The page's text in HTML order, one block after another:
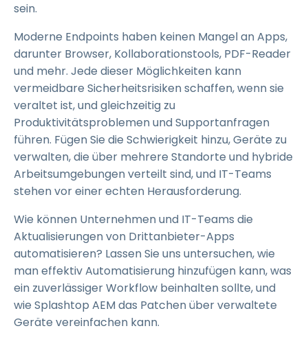
sein.
Moderne Endpoints haben keinen Mangel an Apps,
darunter Browser, Kollaborationstools, PDF-Reader
und mehr. Jede dieser Möglichkeiten kann
vermeidbare Sicherheitsrisiken schaffen, wenn sie
veraltet ist, und gleichzeitig zu
Produktivitätsproblemen und Supportanfragen
führen. Fügen Sie die Schwierigkeit hinzu, Geräte zu
verwalten, die über mehrere Standorte und hybride
Arbeitsumgebungen verteilt sind, und IT-Teams
stehen vor einer echten Herausforderung.
Wie können Unternehmen und IT-Teams die
Aktualisierungen von Drittanbieter-Apps
automatisieren? Lassen Sie uns untersuchen, wie
man effektiv Automatisierung hinzufügen kann, was
ein zuverlässiger Workflow beinhalten sollte, und
wie Splashtop AEM das Patchen über verwaltete
Geräte vereinfachen kann.